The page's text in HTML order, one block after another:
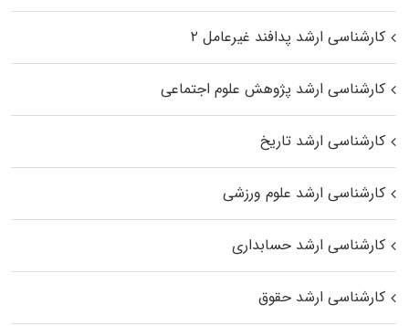
کارشناسی ارشد پدافند غیرعامل ۲
کارشناسی ارشد پژوهش علوم اجتماعی
کارشناسی ارشد تاریخ
کارشناسی ارشد علوم ورزشی
کارشناسی ارشد حسابداری
کارشناسی ارشد حقوق